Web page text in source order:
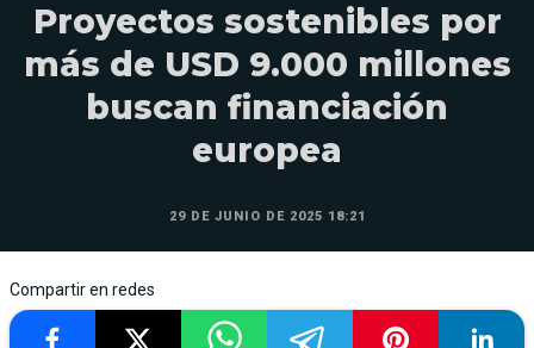
Proyectos sostenibles por
más de USD 9.000 millones
buscan financiación
europea
29 DE JUNIO DE 2025 18:21
Compartir en redes